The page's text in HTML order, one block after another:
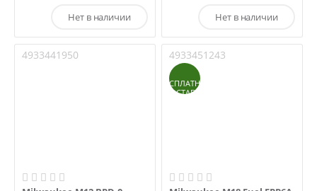
Нет в наличии Нет в наличии
4933441950 4933451243
БЕСПЛАТНАЯ
ДОСТАВКА